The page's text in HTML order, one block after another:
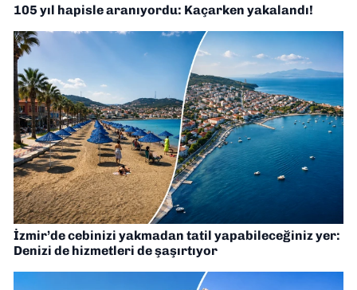
105 yıl hapisle aranıyordu: Kaçarken yakalandı!
İzmir’de cebinizi yakmadan tatil yapabileceğiniz yer:
Denizi de hizmetleri de şaşırtıyor